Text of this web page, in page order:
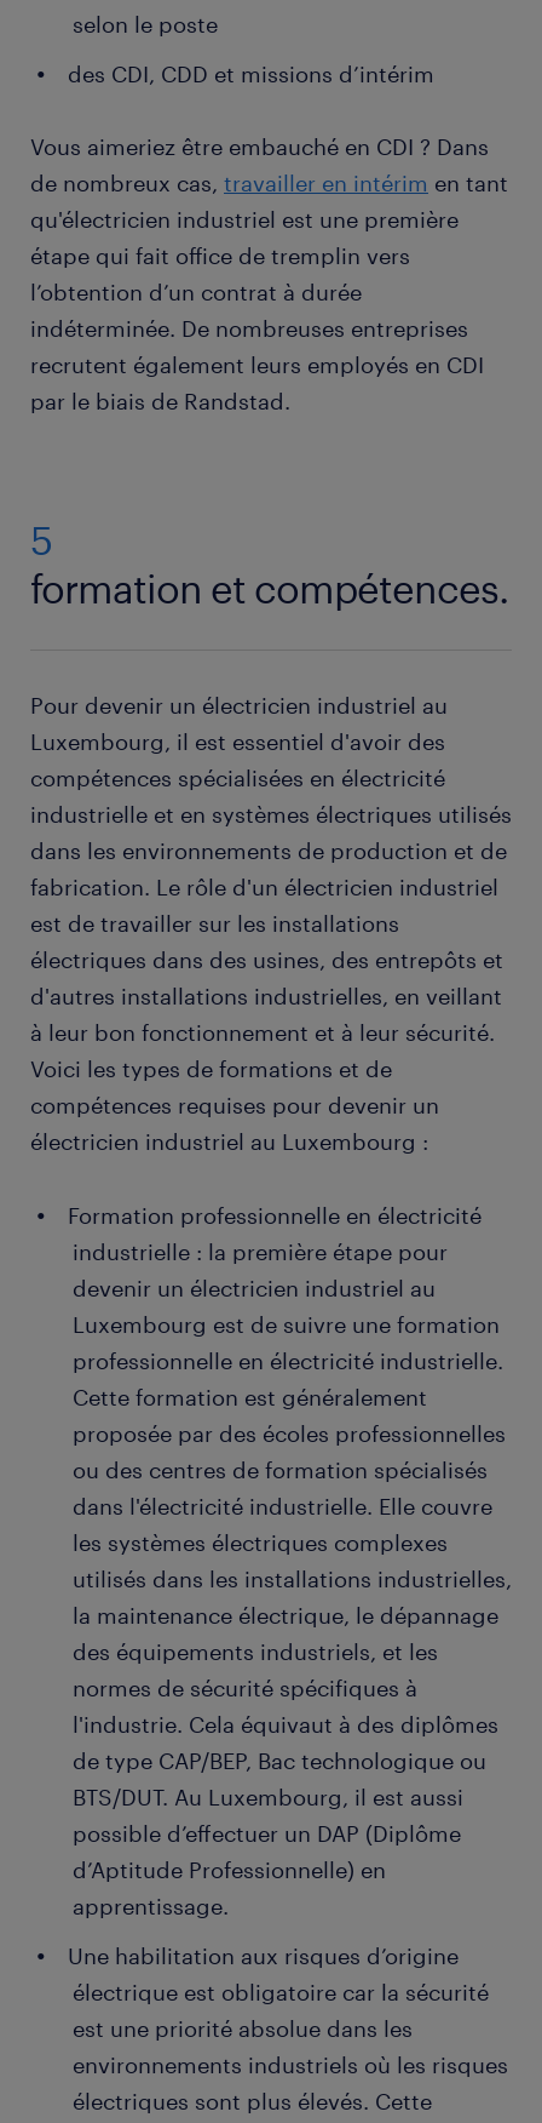
selon le poste
des CDI, CDD et missions d’intérim
Vous aimeriez être embauché en CDI ? Dans
de nombreux cas, travailler en intérim en tant
qu'électricien industriel est une première
étape qui fait office de tremplin vers
l’obtention d’un contrat à durée
indéterminée. De nombreuses entreprises
recrutent également leurs employés en CDI
par le biais de Randstad.
5
formation et compétences.
Pour devenir un électricien industriel au
Luxembourg, il est essentiel d'avoir des
compétences spécialisées en électricité
industrielle et en systèmes électriques utilisés
dans les environnements de production et de
fabrication. Le rôle d'un électricien industriel
est de travailler sur les installations
électriques dans des usines, des entrepôts et
d'autres installations industrielles, en veillant
à leur bon fonctionnement et à leur sécurité.
Voici les types de formations et de
compétences requises pour devenir un
électricien industriel au Luxembourg :
Formation professionnelle en électricité
industrielle : la première étape pour
devenir un électricien industriel au
Luxembourg est de suivre une formation
professionnelle en électricité industrielle.
Cette formation est généralement
proposée par des écoles professionnelles
ou des centres de formation spécialisés
dans l'électricité industrielle. Elle couvre
les systèmes électriques complexes
utilisés dans les installations industrielles,
la maintenance électrique, le dépannage
des équipements industriels, et les
normes de sécurité spécifiques à
l'industrie. Cela équivaut à des diplômes
de type CAP/BEP, Bac technologique ou
BTS/DUT. Au Luxembourg, il est aussi
possible d’effectuer un DAP (Diplôme
d’Aptitude Professionnelle) en
apprentissage.
Une habilitation aux risques d’origine
électrique est obligatoire car la sécurité
est une priorité absolue dans les
environnements industriels où les risques
électriques sont plus élevés. Cette